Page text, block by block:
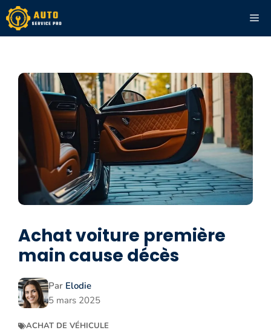
Aller
au
contenu
Achat voiture première
main cause décès
Par Elodie
5 mars 2025
ACHAT DE VÉHICULE